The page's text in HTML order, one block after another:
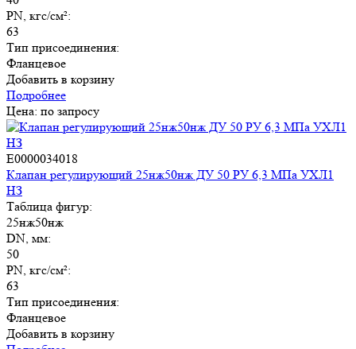
PN, кгс/см²:
63
Тип присоединения:
Фланцевое
Добавить в корзину
Подробнее
Цена: по запросу
E0000034018
Клапан регулирующий 25нж50нж ДУ 50 РУ 6,3 МПа УХЛ1
НЗ
Таблица фигур:
25нж50нж
DN, мм:
50
PN, кгс/см²:
63
Тип присоединения:
Фланцевое
Добавить в корзину